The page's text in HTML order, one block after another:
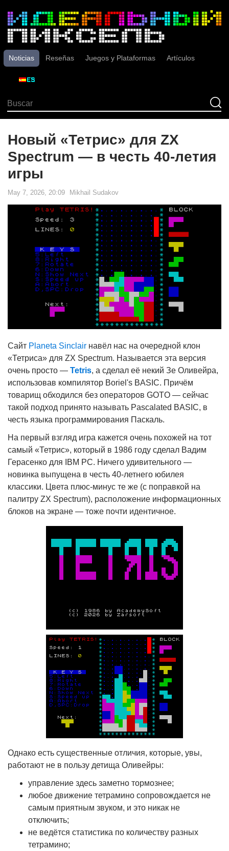
Noticias Reseñas Juegos y Plataformas Artículos
Новый «Тетрис» для ZX
Spectrum — в честь 40-летия
игры
May 7, 2026, 20:09 Mikhail Sudakov
Сайт Planeta Sinclair навёл нас на очередной клон
«Тетриса» для ZX Spectrum. Называется эта версия
очень просто — Tetris, а сделал её некий Зе Оливейра,
использовав компилятор Boriel's BASIC. Причём
товарищ обходился без операторов GOTO — сейчас
такой подход принято называть Pascalated BASIC, в
честь языка программирования Паскаль.
На первый взгляд игра кажется очень похожей на тот
самый «Тетрис», который в 1986 году сделал Вадим
Герасенко для IBM PC. Ничего удивительного —
новинка выпущена в честь 40-летнего юбилея
классики. Цвета плюс-минус те же (с поправкой на
палитру ZX Spectrum), расположение информационных
блоков на экране — тоже почти идентичное.
Однако есть существенные отличия, которые, увы,
работают не в пользу детища Оливейры:
управление здесь заметно тормознее;
любое движение тетрамино сопровождается не
самым приятным звуком, и это никак не
отключить;
не ведётся статистика по количеству разных
тетрамино;